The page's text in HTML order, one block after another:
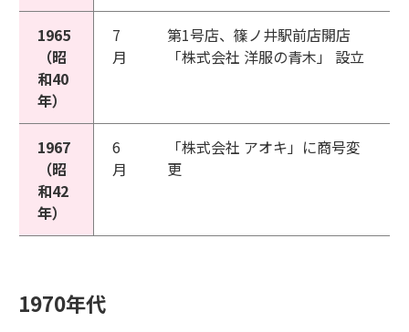
1965
（昭
和40
年）
7
月
第1号店、篠ノ井駅前店開店
「株式会社 洋服の青木」 設立
1967
（昭
和42
年）
6
月
「株式会社 アオキ」に商号変
更
1970年代